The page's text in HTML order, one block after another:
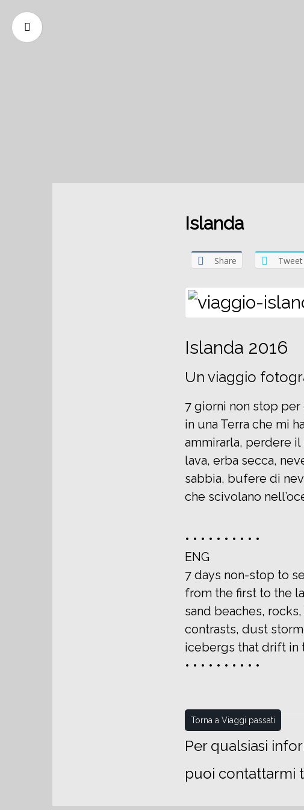
Islanda
Share Tweet
Islanda 2016
Un viaggio
7 giorni non stop
in una Terra che mi
ammirarla, perdere
lava, erba secca,
sabbia, bufere di
che scivolano
• • • • • • • • • •
ENG
7 days non-stop to
from the first to the
sand beaches,
contrasts, dust
icebergs that drift in
• • • • • • • • • •
Torna a Viaggi passati
Per qualsiasi
puoi contattarmi